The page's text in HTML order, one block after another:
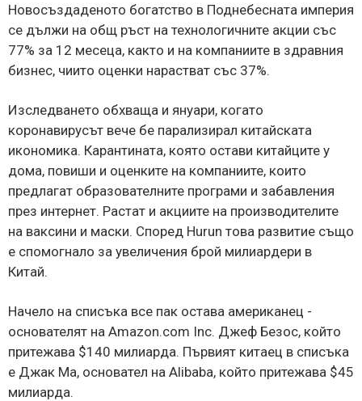
Новосъздаденото богатство в Поднебесната империя
се дължи на общ ръст на технологичните акции със
77% за 12 месеца, както и на компаниите в здравния
бизнес, чиито оценки нарастват със 37%.
Изследването обхваща и януари, когато
коронавирусът вече бе парализирал китайската
икономика. Карантината, която остави китайците у
дома, повиши и оценките на компаниите, които
предлагат образователните програми и забавления
през интернет. Растат и акциите на производителите
на ваксини и маски. Според Hurun това развитие също
е спомогнало за увеличения брой милиардери в
Китай.
Начело на списъка все пак остава американец -
основателят на Amazon.com Inc. Джеф Безос, който
притежава $140 милиарда. Първият китаец в списъка
е Джак Ма, основател на Alibaba, който притежава $45
милиарда.